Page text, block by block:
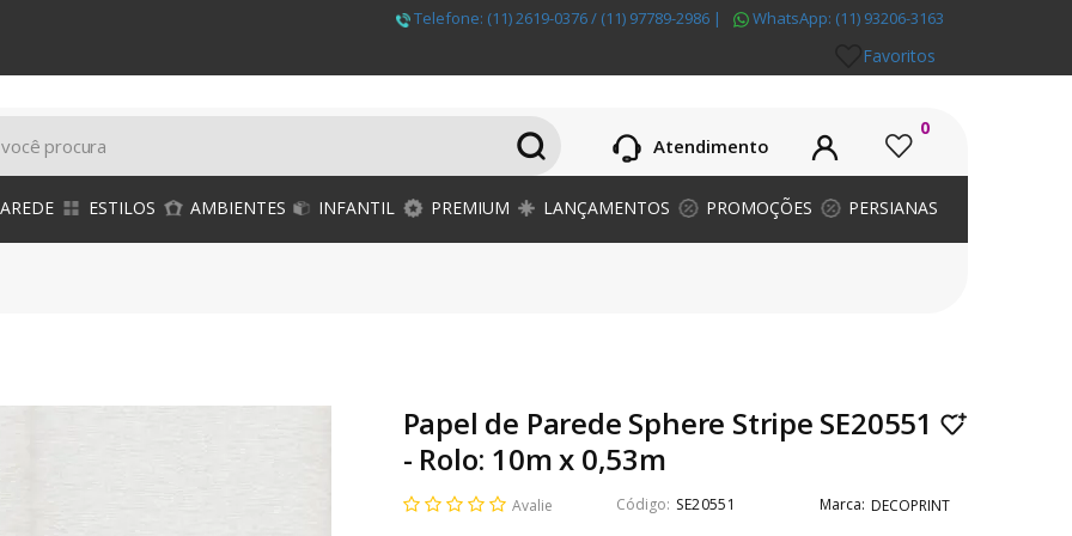
Telefone: (11) 2619-0376 / (11) 97789-2986 | WhatsApp: (11) 93206-3163
Favoritos
Atendimento
0
ESTILOS AMBIENTES INFANTIL PREMIUM LANÇAMENTOS PROMOÇÕES PERSIANAS
Papel de Parede Sphere Stripe SE20551
- Rolo: 10m x 0,53m
Avalie SE20551 DECOPRINT